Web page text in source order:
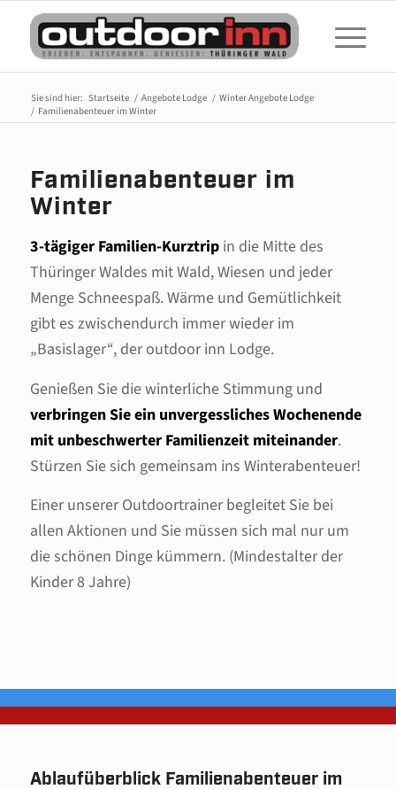
Sie sind hier: Startseite / Angebote Lodge / Winter Angebote Lodge
/ Familienabenteuer im Winter
Familienabenteuer im
Winter
3-tägiger Familien-Kurztripin die Mitte des
Thüringer Waldes mit Wald, Wiesen und jeder
Menge Schneespaß. Wärme und Gemütlichkeit
gibt es zwischendurch immer wieder im
„Basislager“, der outdoor inn Lodge.
Genießen Sie die winterliche Stimmung und
verbringen Sie ein unvergessliches Wochenende
mit unbeschwerter Familienzeit miteinander.
Stürzen Sie sich gemeinsam ins Winterabenteuer!
Einer unserer Outdoortrainer begleitet Sie bei
allen Aktionen und Sie müssen sich mal nur um
die schönen Dinge kümmern. (Mindestalter der
Kinder 8 Jahre)
Ablaufüberblick Familienabenteuer im